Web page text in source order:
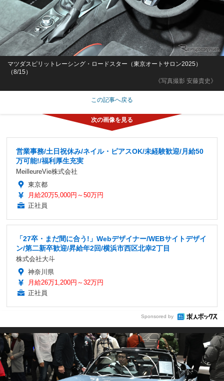
《写真撮影 安藤貴史》
マツダスピリットレーシング・ロードスター（東京オートサロン2025）
（8/15）
この記事へ戻る
営業事務/土日祝休み/ネイル・ピアスOK/未経験歓迎/月給50
万可能!/福利厚生充実
MeilleureVie株式会社
東京都
月給20万5,000円～50万円
正社員
「27卒・まだ間に合う!」Webデザイナー/WEBサイトデザイ
ン/第二新卒歓迎/昇給年2回/横浜市西区北幸2丁目
株式会社大斗
神奈川県
月給26万1,200円～32万円
正社員
Sponsored by